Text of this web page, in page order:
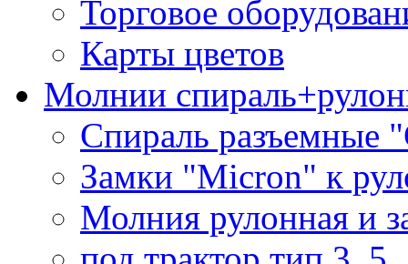
Торговое
Карты цветов
Молнии
Спираль разъемные
Замки "Micron" к
Молния рулонная и